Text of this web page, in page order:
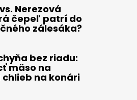
Nerezová
čepeľ patrí do
zálesáka?
bez riadu:
mäso na
na konári